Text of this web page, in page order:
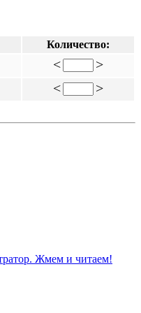
Количество:
< >
< >
Жмем и читаем!